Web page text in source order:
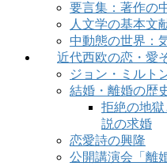
要言集：著作の
人文学の基本文
中動態の世界：
近代西欧の恋・愛
ジョン・ミルト
結婚・離婚の歴
拒絶の地
説の求婚
恋愛詩の興隆
公開講演会「離